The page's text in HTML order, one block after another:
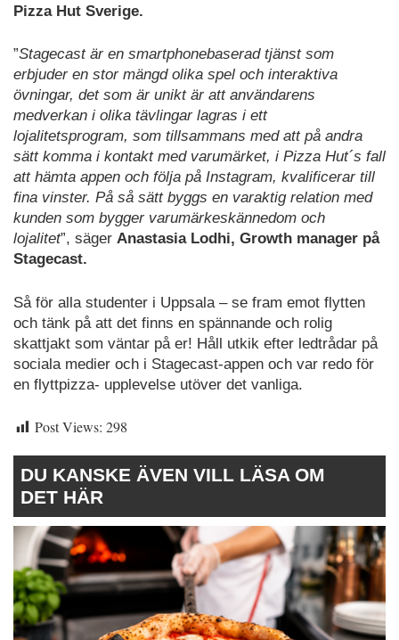
Pizza Hut Sverige.
”Stagecast är en smartphonebaserad tjänst som
erbjuder en stor mängd olika spel och interaktiva
övningar, det som är unikt är att användarens
medverkan i olika tävlingar lagras i ett
lojalitetsprogram, som tillsammans med att på andra
sätt komma i kontakt med varumärket, i Pizza Hut´s fall
att hämta appen och följa på Instagram, kvalificerar till
fina vinster. På så sätt byggs en varaktig relation med
kunden som bygger varumärkeskännedom och
lojalitet”, säger Anastasia Lodhi, Growth manager på
Stagecast.
Så för alla studenter i Uppsala – se fram emot flytten
och tänk på att det finns en spännande och rolig
skattjakt som väntar på er! Håll utkik efter ledtrådar på
sociala medier och i Stagecast-appen och var redo för
en flyttpizza- upplevelse utöver det vanliga.
Post Views: 298
DU KANSKE ÄVEN VILL LÄSA OM
DET HÄR